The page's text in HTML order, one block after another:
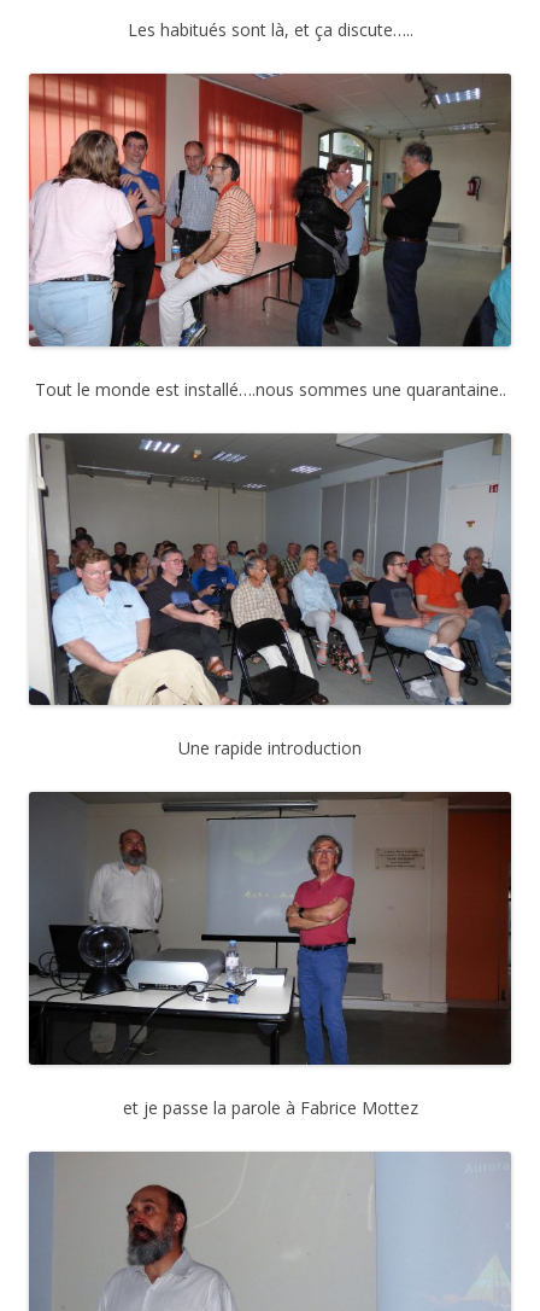
Les habitués sont là, et ça discute…..
Tout le monde est installé….nous sommes une quarantaine..
Une rapide introduction
et je passe la parole à Fabrice Mottez